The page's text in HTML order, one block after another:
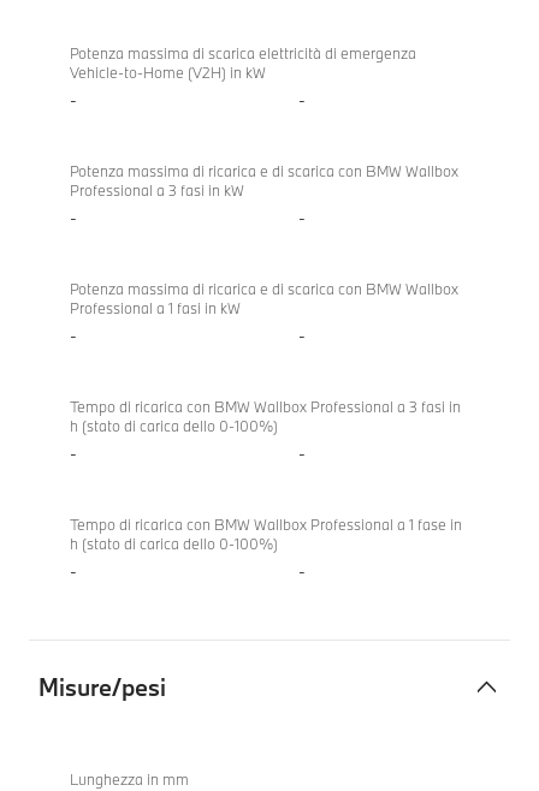
Potenza massima di scarica elettricità di emergenza
Vehicle-to-Home (V2H) in kW
- -
Potenza massima di ricarica e di scarica con BMW Wallbox
Professional a 3 fasi in kW
- -
Potenza massima di ricarica e di scarica con BMW Wallbox
Professional a 1 fasi in kW
- -
Tempo di ricarica con BMW Wallbox Professional a 3 fasi in
h (stato di carica dello 0-100%)
- -
Tempo di ricarica con BMW Wallbox Professional a 1 fase in
h (stato di carica dello 0-100%)
- -
Misure/pesi
840d
Lunghezza in mm